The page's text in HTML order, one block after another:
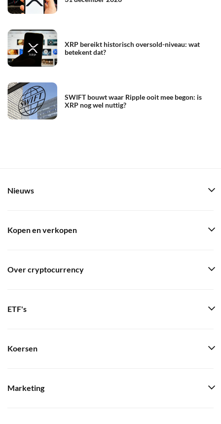
XRP bereikt historisch oversold-niveau: wat
betekent dat?
SWIFT bouwt waar Ripple ooit mee begon: is
XRP nog wel nuttig?
Nieuws
Kopen en verkopen
Over cryptocurrency
ETF's
Koersen
Marketing